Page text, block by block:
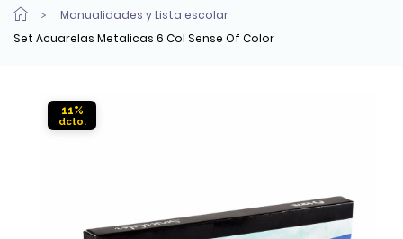
Manualidades y Lista escolar
Set Acuarelas Metalicas 6 Col Sense Of Color
11%